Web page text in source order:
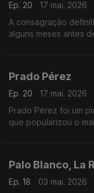
Ep. 20
17 mai. 2026
A consagração
alguns meses antes
Prado Pérez
Ep. 20
17 mai. 2026
Prado Pérez foi um
que popularizou o
Palo Blanco, La
Ep. 18
03 mai. 2026